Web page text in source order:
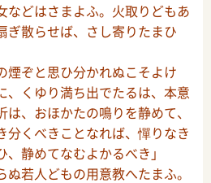
などはさまよふ。火取りどもあ
ぎ散らせば、さし寄りたまひ
煙ぞと思ひ分かれぬこそよけ
、くゆり満ち出でたるは、本意
、おほかたの鳴りを静めて、
分くべきことなれば、憚りなき
静めてなむよかるべき」
若人どもの用意教へたまふ。